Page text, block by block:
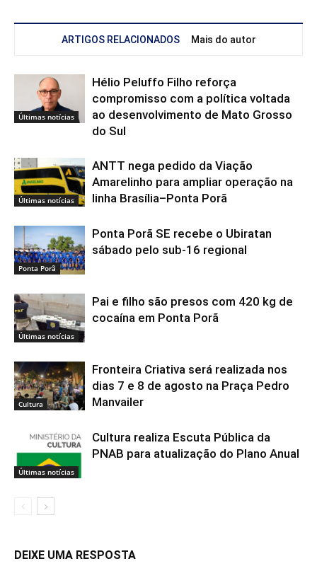
ARTIGOS RELACIONADOS Mais do autor
Últimas notícias
Hélio Peluffo Filho reforça
compromisso com a política voltada
ao desenvolvimento de Mato Grosso
do Sul
Últimas notícias
ANTT nega pedido da Viação
Amarelinho para ampliar operação na
linha Brasília–Ponta Porã
Ponta Porã
Ponta Porã SE recebe o Ubiratan
sábado pelo sub-16 regional
Últimas notícias
Pai e filho são presos com 420 kg de
cocaína em Ponta Porã
Cultura
Fronteira Criativa será realizada nos
dias 7 e 8 de agosto na Praça Pedro
Manvailer
Últimas notícias
Cultura realiza Escuta Pública da
PNAB para atualização do Plano Anual
DEIXE UMA RESPOSTA